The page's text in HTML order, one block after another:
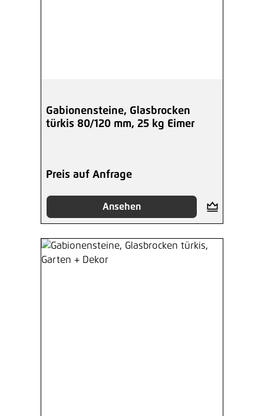
Gabionensteine, Glasbrocken
türkis 80/120 mm, 25 kg Eimer
Preis auf Anfrage
Ansehen